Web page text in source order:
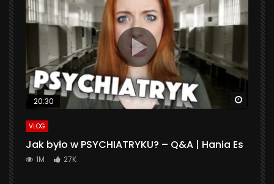
20:30
VLOG
Jak było w PSYCHIATRYKU? – Q&A | Hania Es
1M 27K